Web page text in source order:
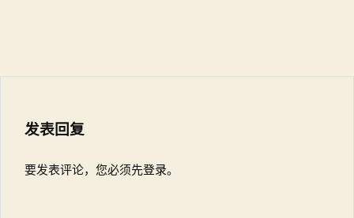
发表回复
要发表评论，您必须先登录。